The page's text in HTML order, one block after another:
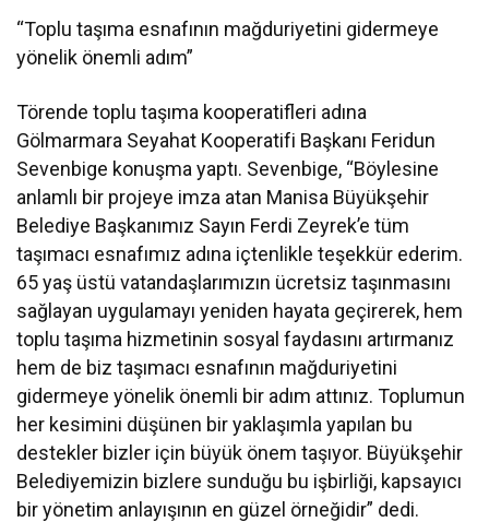
“Toplu taşıma esnafının mağduriyetini gidermeye
yönelik önemli adım”
Törende toplu taşıma kooperatifleri adına
Gölmarmara Seyahat Kooperatifi Başkanı Feridun
Sevenbige konuşma yaptı. Sevenbige, “Böylesine
anlamlı bir projeye imza atan Manisa Büyükşehir
Belediye Başkanımız Sayın Ferdi Zeyrek’e tüm
taşımacı esnafımız adına içtenlikle teşekkür ederim.
65 yaş üstü vatandaşlarımızın ücretsiz taşınmasını
sağlayan uygulamayı yeniden hayata geçirerek, hem
toplu taşıma hizmetinin sosyal faydasını artırmanız
hem de biz taşımacı esnafının mağduriyetini
gidermeye yönelik önemli bir adım attınız. Toplumun
her kesimini düşünen bir yaklaşımla yapılan bu
destekler bizler için büyük önem taşıyor. Büyükşehir
Belediyemizin bizlere sunduğu bu işbirliği, kapsayıcı
bir yönetim anlayışının en güzel örneğidir” dedi.